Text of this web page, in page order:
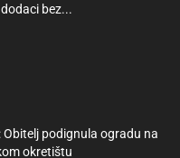
bez...
Obitelj podignula ogradu na
okretištu